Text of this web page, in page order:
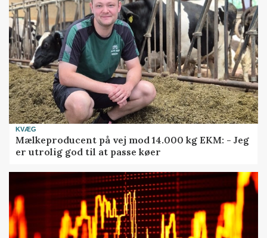
KVÆG
Mælkeproducent på vej mod 14.000 kg EKM: - Jeg
er utrolig god til at passe køer